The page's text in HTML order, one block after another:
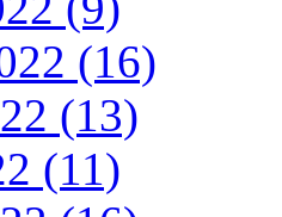
(16)
(13)
(11)